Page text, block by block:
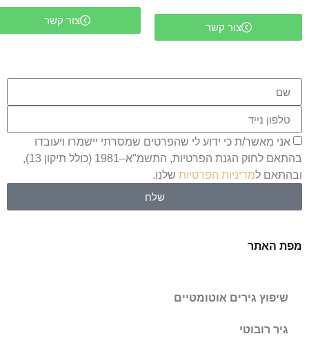
צור קשר
צור קשר
אני מאשר/ת כי ידוע לי שהפרטים שמסרתי יישמרו ויעובדו
בהתאם לחוק הגנת הפרטיות, התשמ"א–1981 (כולל תיקון 13),
ובהתאם למדיניות הפרטיות שלנו.
שלח
מפת האתר
שיפוץ גירים אוטומטיים
גיר רובוטי